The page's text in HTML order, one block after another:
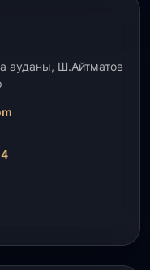
әзірлеуді
млрд теңгеге
ауылының
ауданы, Ш.Айтматов